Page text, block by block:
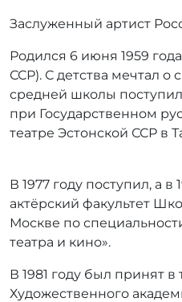
Заслуженный артист
Родился 6 июня 1959
ССР). С детства мечтал о
средней школы
при Государственном
театре Эстонской ССР в
В 1977 году поступил, а в
актёрский факультет
Москве по
театра и кино».
В 1981 году был принят
Художественного